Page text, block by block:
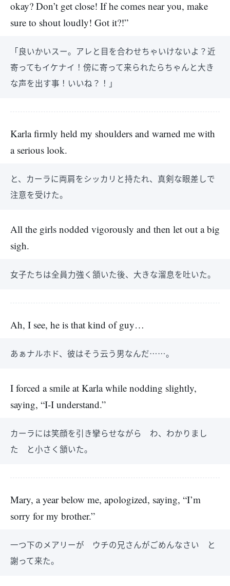
okay? Don’t get close! If he comes near you, make
sure to shout loudly! Got it?!”
「良いかいスー。アレと目を合わせちゃいけないよ？近
寄ってもイケナイ！傍に寄って来られたらちゃんと大き
な声を出す事！いいね？！」
Karla firmly held my shoulders and warned me with
a serious look.
と、カーラに両肩をシッカリと持たれ、真剣な眼差しで
注意を受けた。
All the girls nodded vigorously and then let out a big
sigh.
女子たちは全員力強く頷いた後、大きな溜息を吐いた。
Ah, I see, he is that kind of guy…
あぁナルホド、彼はそう云う男なんだ……。
I forced a smile at Karla while nodding slightly,
saying, “I-I understand.”
カーラには笑顔を引き攣らせながら わ、わかりまし
た と小さく頷いた。
Mary, a year below me, apologized, saying, “I’m
sorry for my brother.”
一つ下のメアリーが ウチの兄さんがごめんなさい と
謝って来た。